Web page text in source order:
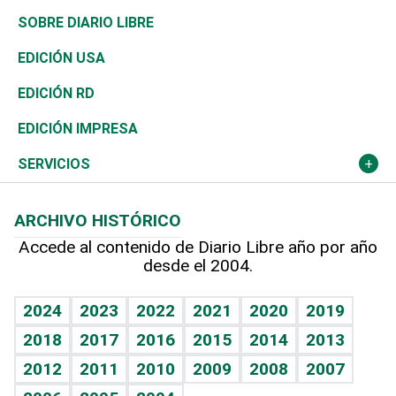
José Boquete
Reportajes
Asia
África
Ocenanía
Caribe
Resto del mundo
Consumo
Vivienda
Telecom.
Global y variable
Economía personal
Belleza
Buena Vida
Sociales
Novedades
Podcast Arte Libre
Hablando con el pediatra
Vida y familia
Eñe
Celebrando la vida
Golf
Ciclismo
Tenis
Olimpismo
Más deportes
TBT Deportivo
De buena tinta
En Directo
El Espía
Noticiero Poteleche
Columnistas
Más firmas
Clima
Tecnología
Historia
Martes de tecnología
Cambio climático
Mundo
Economía
Revista
Deportes
Opinión
Hecho en casa
Guía del dinero
SOBRE DIARIO LIBRE
EDICIÓN USA
EDICIÓN RD
EDICIÓN IMPRESA
SERVICIOS
Cumpleaños
Horóscopos
Crucigramas
ARCHIVO HISTÓRICO
Accede al contenido de Diario Libre año por año
desde el 2004.
2024 2023 2022 2021 2020
2019
2018
2017 2016 2015 2014
2013
2012
2011 2010 2009 2008
2007